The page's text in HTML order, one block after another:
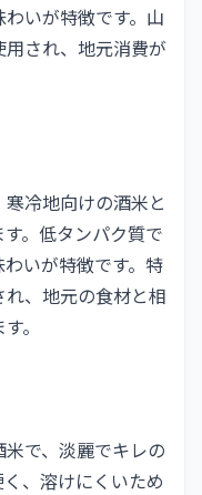
いが特徴です。山
され、地元消費が
冷地向けの酒米と
。低タンパク質で
いが特徴です。特
、地元の食材と相
。
米で、淡麗でキレの
、溶けにくいため